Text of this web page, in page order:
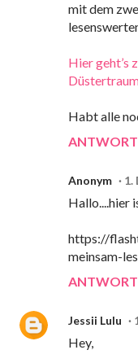
mit dem
Hier geht’s
Habt alle
Anonym 1.
Hallo....hier
https://
meinsam-
Jessii Lulu
Hey,